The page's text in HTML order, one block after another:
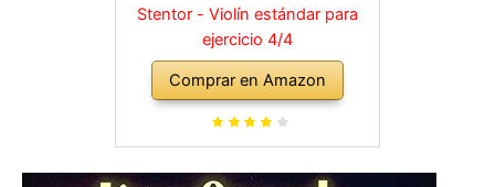
Stentor - Violín estándar para
ejercicio 4/4
Comprar en Amazon